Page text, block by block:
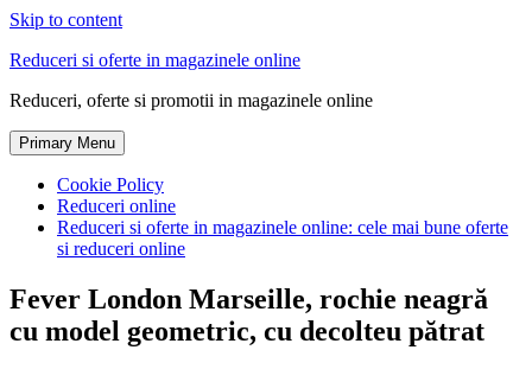
Skip to content
Reduceri si oferte in magazinele online
Reduceri, oferte si promotii in magazinele online
Primary Menu
Cookie Policy
Reduceri online
Reduceri si oferte in magazinele online: cele mai bune oferte
si reduceri online
Fever London Marseille, rochie neagră
cu model geometric, cu decolteu pătrat